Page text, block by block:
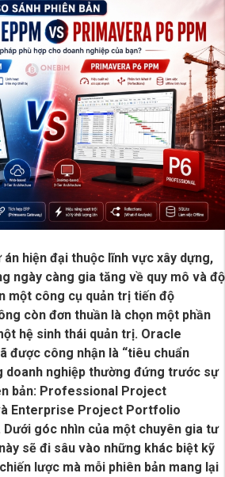
hiện đại thuộc lĩnh vực xây dựng,
ngày càng gia tăng về quy mô và độ
một công cụ quản trị tiến độ
còn đơn thuần là chọn một phần
hệ sinh thái quản trị. Oracle
được công nhận là “tiêu chuẩn
doanh nghiệp thường đứng trước sự
bản: Professional Project
Enterprise Project Portfolio
góc nhìn của một chuyên gia tư
sẽ đi sâu vào những khác biệt kỹ
lược mà mỗi phiên bản mang lại